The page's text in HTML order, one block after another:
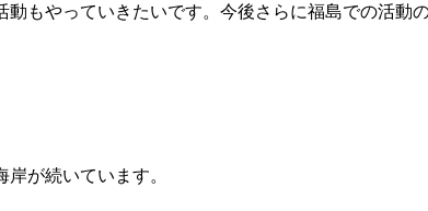
動もやっていきたいです。今後さらに福島での活
が続いています。